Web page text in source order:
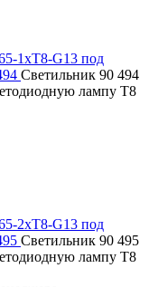
1хT8-G13 под
Светильник 90 494
лампу T8
2хT8-G13 под
Светильник 90 495
лампу T8